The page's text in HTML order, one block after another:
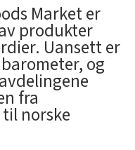
Market er
produkter
Uansett er
og
fra
norske